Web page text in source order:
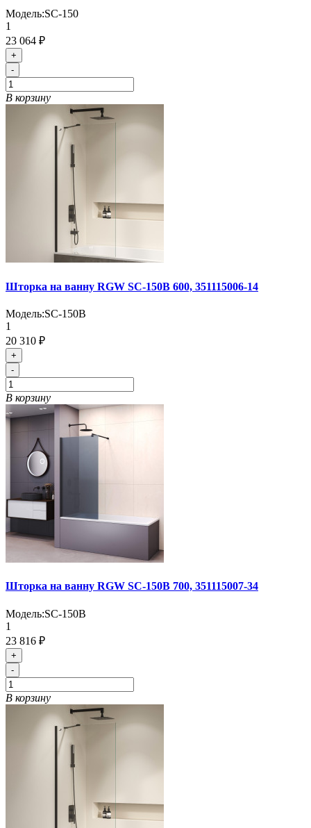
Модель:SC-150
1
23 064 ₽
+
-
В корзину
Шторка на ванну RGW SC-150B 600, 351115006-14
Модель:SC-150B
1
20 310 ₽
+
-
В корзину
Шторка на ванну RGW SC-150B 700, 351115007-34
Модель:SC-150B
1
23 816 ₽
+
-
В корзину